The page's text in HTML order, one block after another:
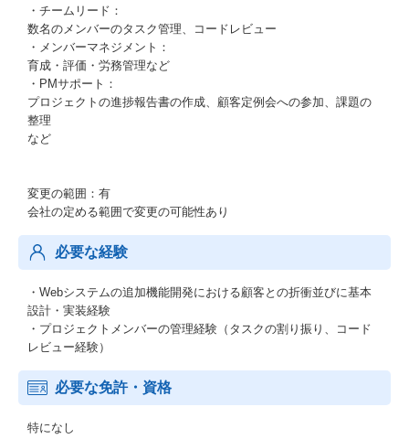
・チームリード：
数名のメンバーのタスク管理、コードレビュー
・メンバーマネジメント：
育成・評価・労務管理など
・PMサポート：
プロジェクトの進捗報告書の作成、顧客定例会への参加、課題の
整理
など
変更の範囲：有
会社の定める範囲で変更の可能性あり
必要な経験
・Webシステムの追加機能開発における顧客との折衝並びに基本
設計・実装経験
・プロジェクトメンバーの管理経験（タスクの割り振り、コード
レビュー経験）
必要な免許・資格
特になし